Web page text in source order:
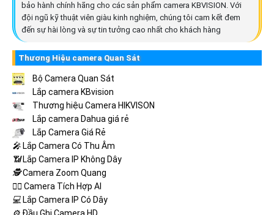
bảo hành chính hãng cho các sản phẩm camera KBVISION. Với
đội ngũ kỹ thuật viên giàu kinh nghiệm, chúng tôi cam kết đem
đến sự hài lòng và sự tin tưởng cao nhất cho khách hàng
Thương Hiệu camera Quan Sát
Bộ Camera Quan Sát
Lắp camera KBvision
Thương hiệu Camera HIKVISON
Lắp camera Dahua giá rẻ
Lắp Camera Giá Rẻ
️🎤️ Lắp Camera Có Thu Âm
📶Lắp Camera IP Không Dây
🕵️Camera Zoom Quang
🧛‍♀️ Camera Tích Hợp AI
💻Lắp Camera IP Có Dây